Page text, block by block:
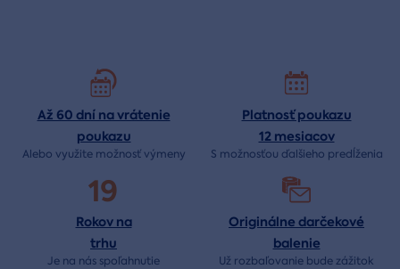
Až 60 dní na vrátenie
poukazu
Alebo využite možnosť výmeny
Platnosť poukazu
12 mesiacov
S možnosťou ďalšieho predĺženia
19
Rokov na
trhu
Je na nás spoľahnutie
Originálne darčekové
balenie
Už rozbaľovanie budezážitok